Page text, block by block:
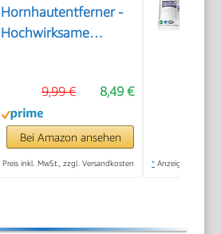
Hornhautentferner -
Hochwirksame
Professionelle
Fußpflege sicher &
schnell Zur
Hornhautentfernung
8,49 €
9,99 €
Bei Amazon ansehen
Preis inkl. MwSt., zzgl. Versandkosten * Anzeige